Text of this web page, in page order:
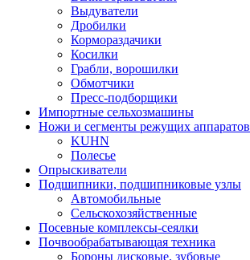
Выдуватели
Дробилки
Кормораздачики
Косилки
Грабли, ворошилки
Обмотчики
Пресс-подборщики
Импортные сельхозмашины
Ножи и сегменты режущих аппаратов
KUHN
Полесье
Опрыскиватели
Подшипники, подшипниковые узлы
Автомобильные
Сельскохозяйственные
Посевные комплексы-сеялки
Почвообрабатывающая техника
Бороны дисковые, зубовые